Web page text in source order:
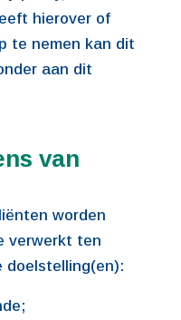
hierover of
te nemen kan dit
aan dit
van
worden
verwerkt ten
doelstelling(en):